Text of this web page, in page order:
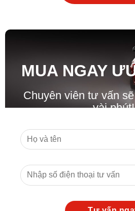
MUA NGAY
Chuyên viên tư vấn
vài phút!